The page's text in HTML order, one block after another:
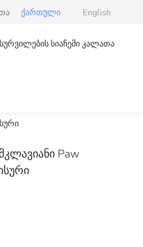
ქართული English
სიაჩემი კალათა
Paw